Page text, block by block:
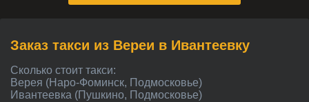
Заказ такси из Вереи в Ивантеевку
Сколько стоит такси:
Верея (Наро-Фоминск, Подмосковье)
Ивантеевка (Пушкино, Подмосковье)